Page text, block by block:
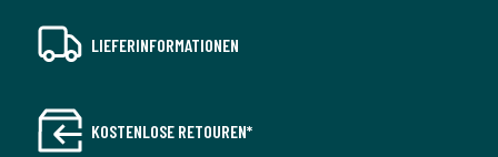
LIEFERINFORMATIONEN
KOSTENLOSE RETOUREN*